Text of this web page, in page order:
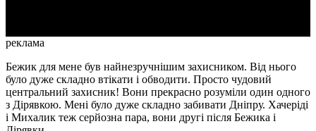
реклама
Бежик для мене був найнезручнішим захисником. Від нього
було дуже складно втікати і обводити. Просто чудовий
центральний захисник! Вони прекрасно розуміли один одного
з Дірявкою. Мені було дуже складно забивати Дніпру. Хачеріді
і Михалик теж серйозна пара, вони другі після Бежика і